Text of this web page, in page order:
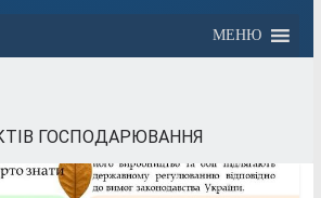
МЕНЮ
ГОСПОДАРЮВАННЯ